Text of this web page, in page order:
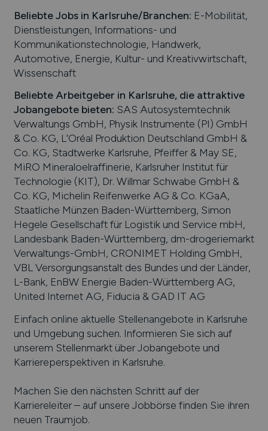
Beliebte Jobs in Karlsruhe/Branchen: E-Mobilität,
Dienstleistungen, Informations- und
Kommunikationstechnologie, Handwerk,
Automotive, Energie, Kultur- und Kreativwirtschaft,
Wissenschaft
Beliebte Arbeitgeber in Karlsruhe, die attraktive
Jobangebote bieten: SAS Autosystemtechnik
Verwaltungs GmbH, Physik Instrumente (PI) GmbH
& Co. KG, L’Oréal Produktion Deutschland GmbH &
Co. KG, Stadtwerke Karlsruhe, Pfeiffer & May SE,
MiRO Mineraloelraffinerie, Karlsruher Institut für
Technologie (KIT), Dr. Willmar Schwabe GmbH &
Co. KG, Michelin Reifenwerke AG & Co. KGaA,
Staatliche Münzen Baden-Württemberg, Simon
Hegele Gesellschaft für Logistik und Service mbH,
Landesbank Baden-Württemberg, dm-drogeriemarkt
Verwaltungs-GmbH, CRONIMET Holding GmbH,
VBL Versorgungsanstalt des Bundes und der Länder,
L-Bank, EnBW Energie Baden-Württemberg AG,
United Internet AG, Fiducia & GAD IT AG
Einfach online aktuelle Stellenangebote in Karlsruhe
und Umgebung suchen. Informieren Sie sich auf
unserem Stellenmarkt über Jobangebote und
Karriereperspektiven in Karlsruhe.
Machen Sie den nächsten Schritt auf der
Karriereleiter – auf unsere Jobbörse finden Sie ihren
neuen Traumjob.